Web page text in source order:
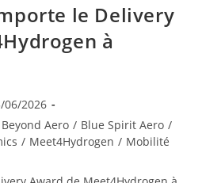
le Delivery
à
06/2026
Beyond Aero / Blue Spirit Aero /
/ Meet4Hydrogen / Mobilité